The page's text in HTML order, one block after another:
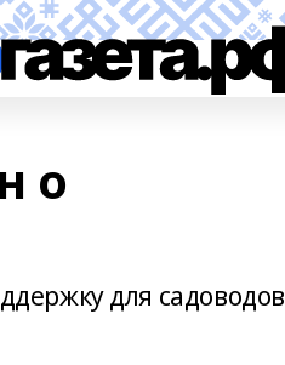
о
для садоводов